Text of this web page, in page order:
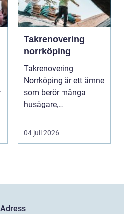
Takrenovering
norrköping
Takrenovering
Norrköping är ett ämne
som berör många
husägare,
och fastighets...
04 juli 2026
Adress